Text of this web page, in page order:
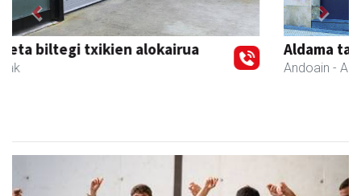
Aldama tapia aholkularitza
Andoain
Previous Next